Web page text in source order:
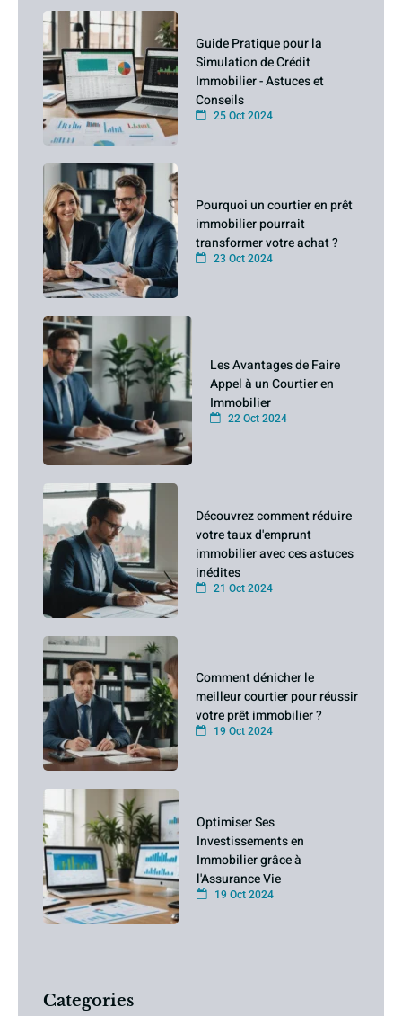
Guide Pratique pour la
Simulation de Crédit
Immobilier - Astuces et
Conseils
25 Oct 2024
Pourquoi un courtier en prêt
immobilier pourrait
transformer votre achat ?
23 Oct 2024
Les Avantages de Faire
Appel à un Courtier en
Immobilier
22 Oct 2024
Découvrez comment réduire
votre taux d'emprunt
immobilier avec ces astuces
inédites
21 Oct 2024
Comment dénicher le
meilleur courtier pour réussir
votre prêt immobilier ?
19 Oct 2024
Optimiser Ses
Investissements en
Immobilier grâce à
l'Assurance Vie
19 Oct 2024
Categories